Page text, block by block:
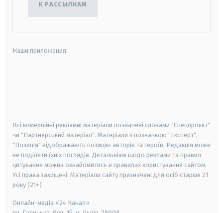
К РАССЫЛКАМ
Наши приложения:
Всі комерційні рекламні матеріали позначені словами "Спецпроєкт"
чи "Партнерський матеріал". Матеріали з позначкою "Експерт",
"Позиція" відображають позицію авторів та героїв. Редакція може
не поділяти їхніх поглядів. Детальніше щодо реклами та правил
цитування можна ознайомитись в правилах користування сайтом.
Усі права захищені. Матеріали сайту призначені для осіб старше 21
року (21+)
Онлайн-медіа «24 Канал»